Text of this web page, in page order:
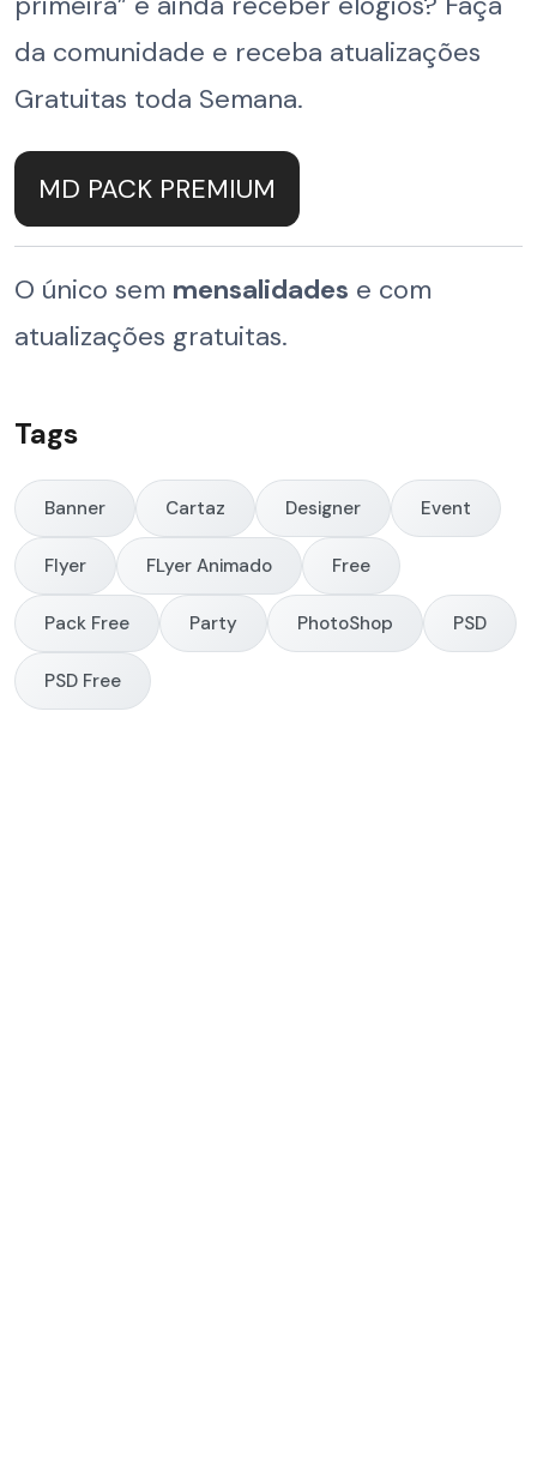
da comunidade e receba atualizações
Gratuitas toda Semana.
MD PACK PREMIUM
O único sem mensalidades e com
atualizações gratuitas.
Tags
Banner Cartaz Designer Event
Flyer FLyer Animado Free
Pack Free Party PhotoShop PSD
PSD Free